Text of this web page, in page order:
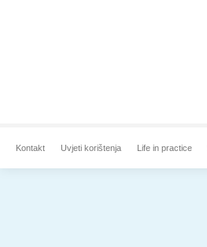
Kontakt Uvjeti korištenja Life in practice